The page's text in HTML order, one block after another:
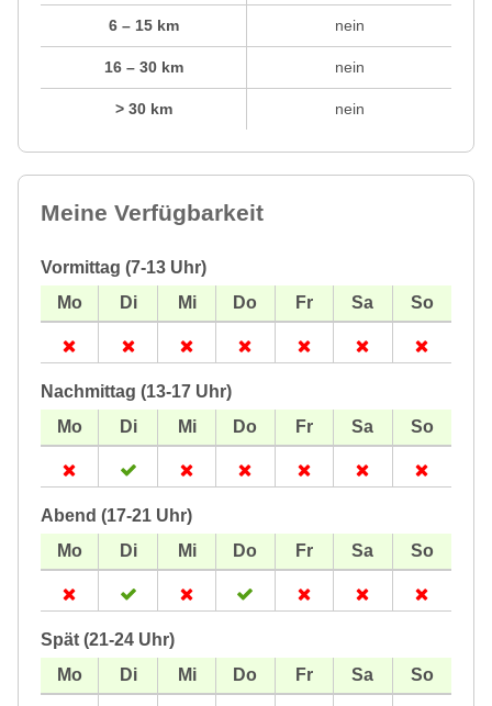
6 – 15 km
16 – 30 km
> 30 km
nein
nein
nein
Meine Verfügbarkeit
Vormittag (7-13 Uhr)
Nachmittag (13-17 Uhr)
Abend (17-21 Uhr)
Spät (21-24 Uhr)